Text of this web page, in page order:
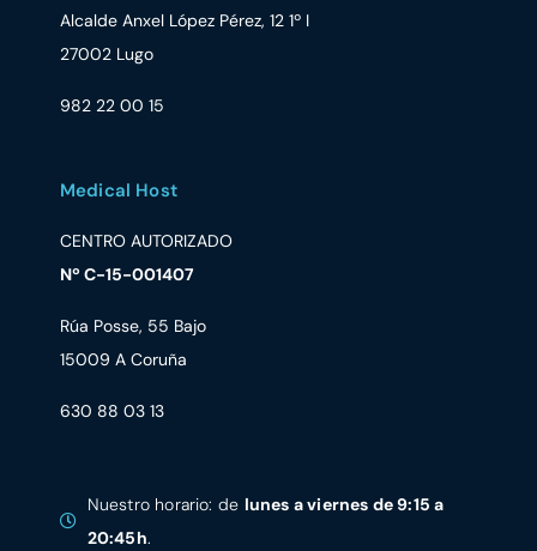
Alcalde Anxel López Pérez, 12 1º I
27002 Lugo
982 22 00 15
Medical Host
CENTRO AUTORIZADO
Nº C-15-001407
Rúa Posse, 55 Bajo
15009 A Coruña
630 88 03 13
Nuestro horario: de lunes a viernes de 9:15 a
20:45h.